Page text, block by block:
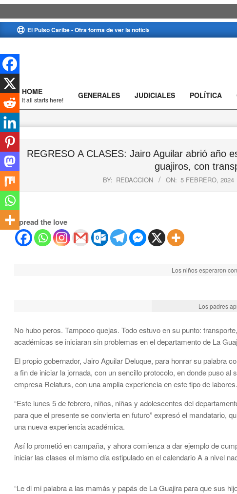
to
El Pulso Caribe - Otra forma de ver la noticia
Primary
Navigation
Menu
HOME
It all starts here! GENERALES JUDICIALES POLÍTICA
REGRESO A CLASES: Jairo Aguilar abrió año
guajiros, con
BY: REDACCION ON: 5 FEBRERO, 2024
Spread the love
Los niños esperaron
Los padres
No hubo peros. Tampoco quejas. Todo estuvo en su punto:
académicas se iniciaran sin problemas en el departamento de La
El propio gobernador, Jairo Aguilar Deluque, para honrar su palabra
a fin de iniciar la jornada, con un sencillo protocolo, en donde puso
empresa Relaturs, con una amplia experiencia en este tipo de labores.
“Este lunes 5 de febrero, niños, niñas y adolescentes del
para que el presente se convierta en futuro” expresó el mandatario,
una nueva experiencia académica.
Así lo prometió en campaña, y ahora comienza a dar ejemplo de
iniciar las clases el mismo día estipulado en el calendario A a nivel
“Le di mi palabra a las mamás y papás de La Guajira para que sus